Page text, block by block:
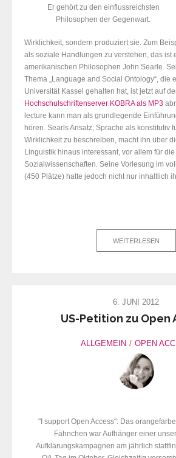
Er gehört zu den einflussreichsten
Philosophen der Gegenwart.
Wirklichkeit, sondern produziert sie. Zum
als soziale Handlungen zu verstehen, das ist
amerikanischen Philosophen John Searle.
Thema „Language and Social Ontology“, die
Universität Kassel gehalten hat, ist jetzt auf
Hochschulschriftenserver KOBRA als MP3
lecture kann man als grundlegende
hören. Searls Ansatz, Sprache als konstitutiv
Wirklichkeit zu beschreiben, macht ihn über
Linguistik hinaus interessant, vor allem für die
Sozialwissenschaften. Seine Vorlesung im
(450 Plätze) hatte jedoch nicht nur inhaltlich
WEITERLESEN
6. JUNI 2012
US-Petition zu Open
ALLGEMEIN OPEN
"I support Open Access": Das
Fähnchen war Aufhänger einer
Aufklärungskampagnen am jährlich